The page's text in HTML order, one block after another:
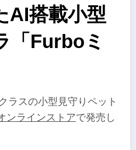
AI搭載小型
「Furboミ
ラスの小型見守りペット
ンラインストアで発売し